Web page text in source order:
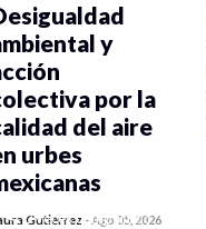
0 veces compartido
y
por la
del aire
urbes
Gutiérrez -Ago 05, 2026